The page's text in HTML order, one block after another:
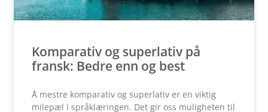
Komparativ og superlativ på
fransk: Bedre enn og best
Å mestre komparativ og superlativ er en viktig
milepæl i språklæringen. Det gir oss muligheten til